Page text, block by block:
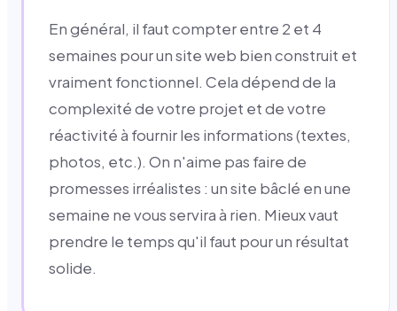
En général, il faut compter entre 2 et 4
semaines pour un site web bien construit et
vraiment fonctionnel. Cela dépend de la
complexité de votre projet et de votre
réactivité à fournir les informations (textes,
photos, etc.). On n'aime pas faire de
promesses irréalistes : un site bâclé en une
semaine ne vous servira à rien. Mieux vaut
prendre le temps qu'il faut pour un résultat
solide.